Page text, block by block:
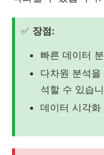
✅ 장점:
빠른 데이터
다차원 분석
석할 수 있습
데이터 시각